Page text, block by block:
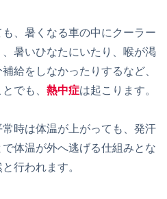
、暑くなる車の中にクーラー
暑いひなたにいたり、喉が渇
給をしなかったりするなど、
でも、 熱中症は起こります。
常時は体温が上がっても、発汗
体温が外へ逃げる仕組みとな
行われます。